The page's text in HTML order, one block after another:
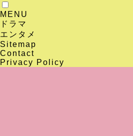
MENU
ドラマ
エンタメ
Sitemap
Contact
Privacy Policy